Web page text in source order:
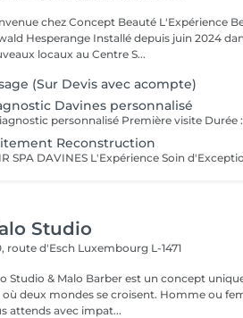
chez Concept Beauté L'Expérience Beauté & Bien-Être à
Hesperange Installé depuis juin 2024
locaux au Centre S...
(Sur Devis avec acompte)
Davines personnalisé
Reconstruction
Studio
route d'Esch Luxembourg L-1471
Studio & Malo Barber est un concept
où deux mondes se croisent. Homme ou
attends avec impat...